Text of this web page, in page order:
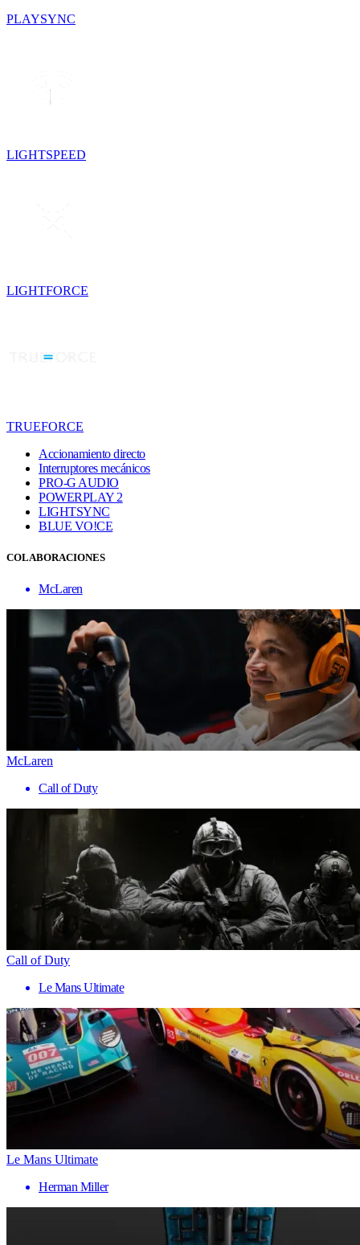
PLAYSYNC
LIGHTSPEED
LIGHTFORCE
TRUEFORCE
Accionamiento directo
Interruptores mecánicos
PRO-G AUDIO
POWERPLAY 2
LIGHTSYNC
BLUE VO!CE
COLABORACIONES
McLaren
McLaren
Call of Duty
Call of Duty
Le Mans Ultimate
Le Mans Ultimate
Herman Miller